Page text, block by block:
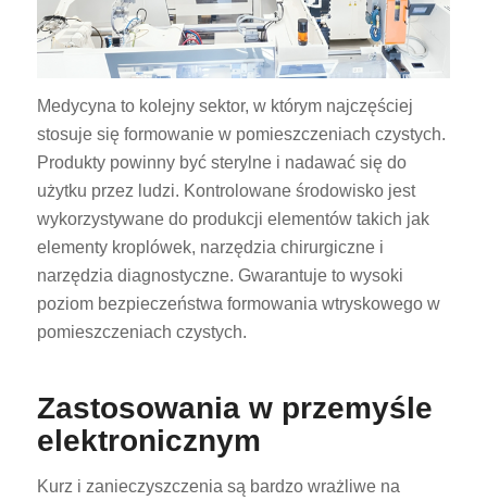
Medycyna to kolejny sektor, w którym najczęściej
stosuje się formowanie w pomieszczeniach czystych.
Produkty powinny być sterylne i nadawać się do
użytku przez ludzi. Kontrolowane środowisko jest
wykorzystywane do produkcji elementów takich jak
elementy kroplówek, narzędzia chirurgiczne i
narzędzia diagnostyczne. Gwarantuje to wysoki
poziom bezpieczeństwa formowania wtryskowego w
pomieszczeniach czystych.
Zastosowania w przemyśle
elektronicznym
Kurz i zanieczyszczenia są bardzo wrażliwe na